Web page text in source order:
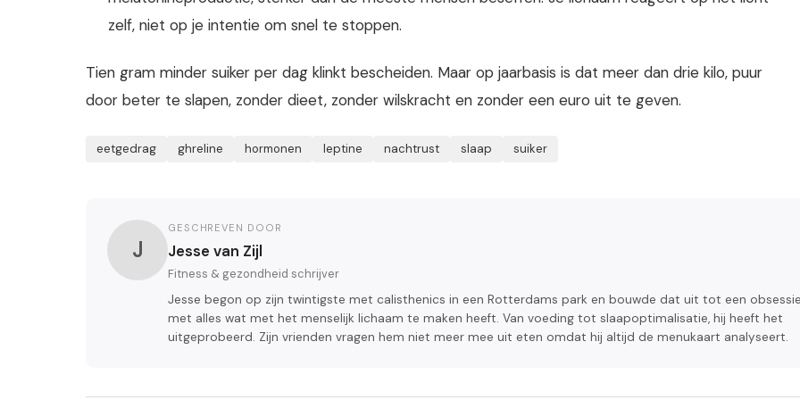
zelf, niet op je intentie om snel te stoppen.
Tien gram minder suiker per dag klinkt bescheiden. Maar op jaarbasis is dat meer dan drie kilo, puur
door beter te slapen, zonder dieet, zonder wilskracht en zonder een euro uit te geven.
eetgedrag ghreline hormonen leptine nachtrust slaap suiker
J
GESCHREVEN DOOR
Jesse van Zijl
Fitness & gezondheid schrijver
Jesse begon op zijn twintigste met calisthenics in een Rotterdams park en bouwde dat uit tot een
met alles wat met het menselijk lichaam te maken heeft. Van voeding tot slaapoptimalisatie, hij heeft het
uitgeprobeerd. Zijn vrienden vragen hem niet meer mee uit eten omdat hij altijd de menukaart analyseert.